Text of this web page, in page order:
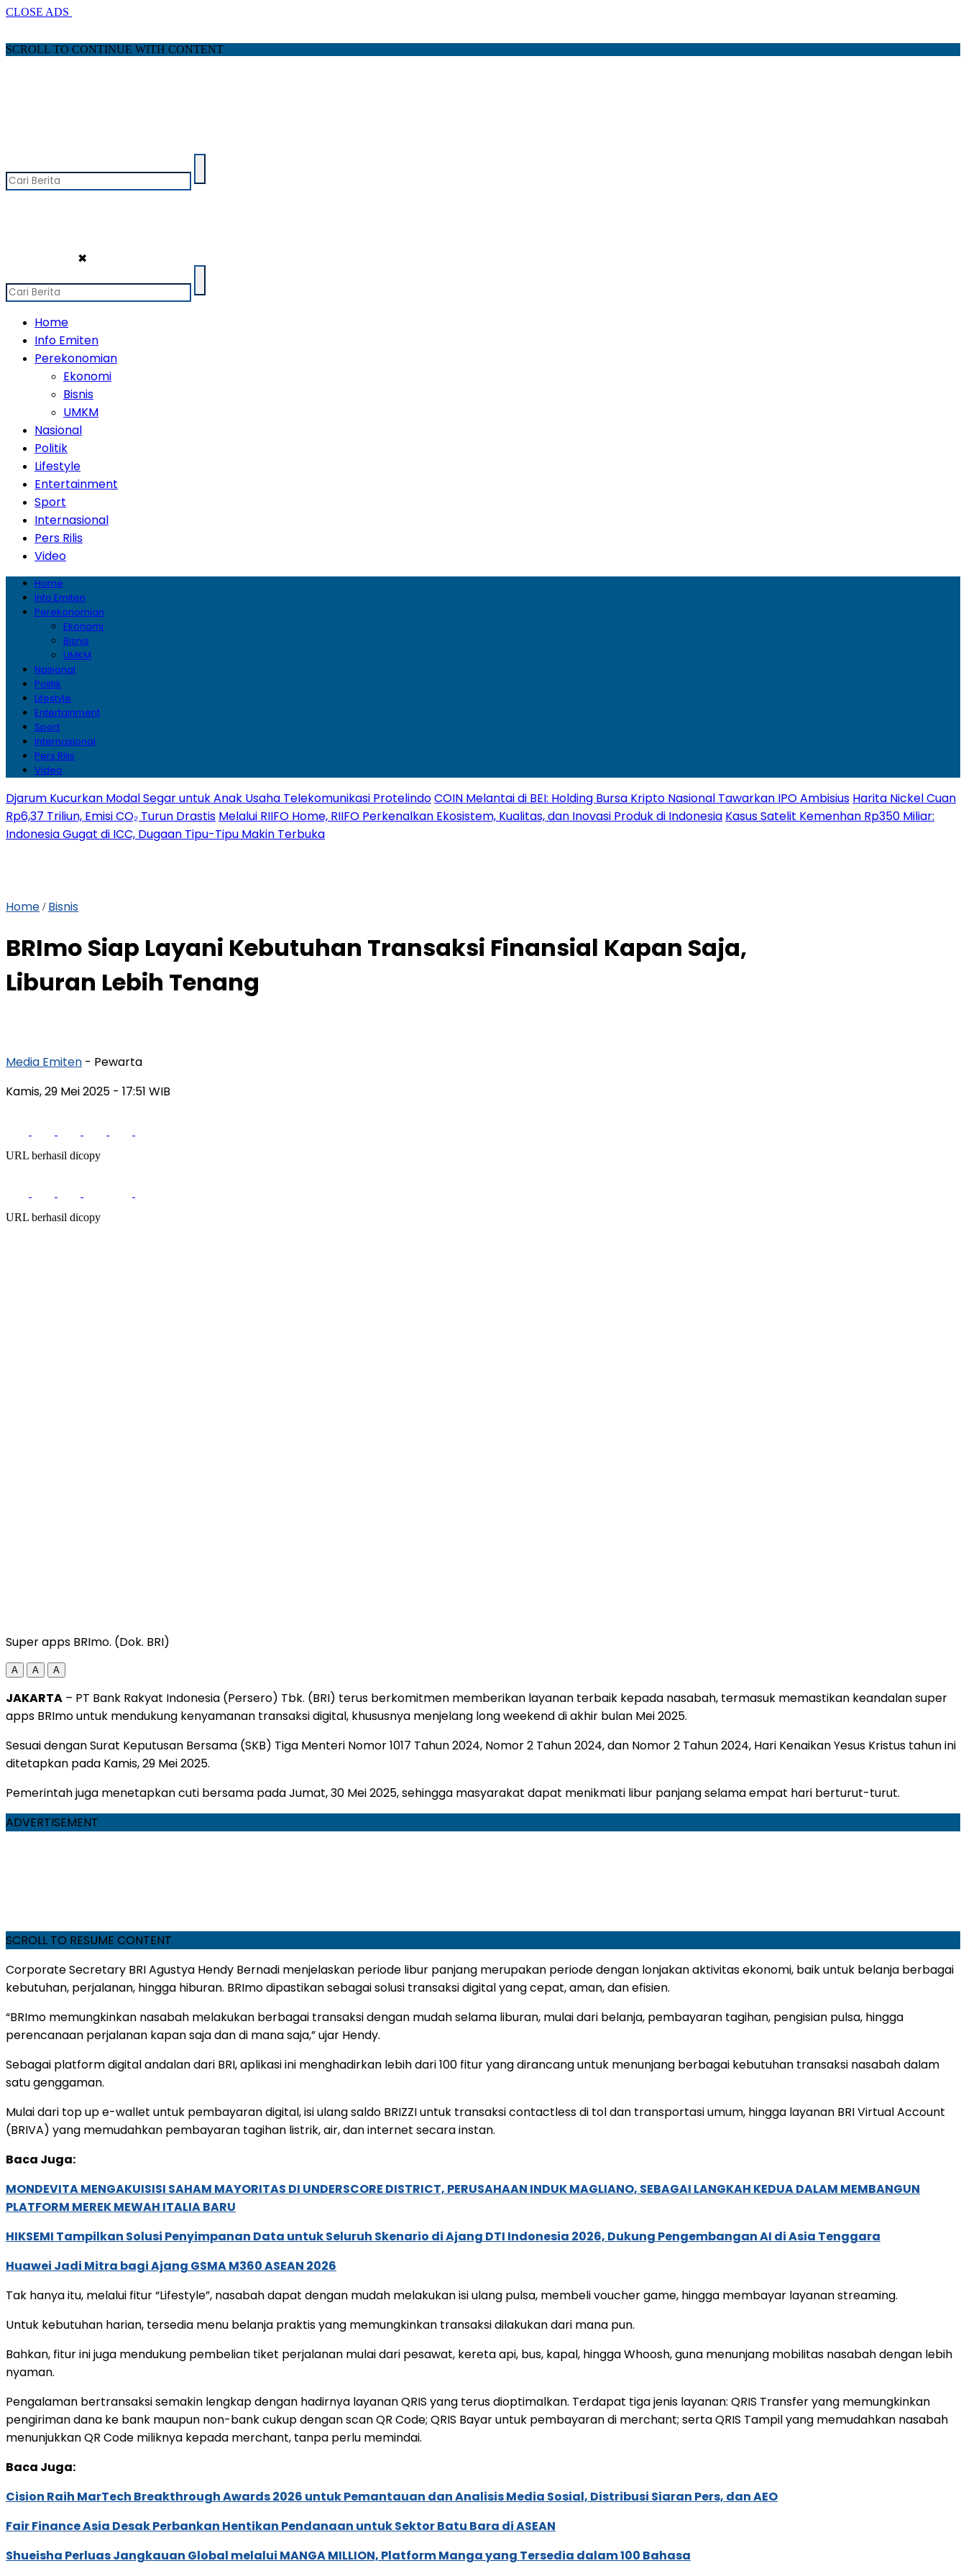
CLOSE ADS
SCROLL TO CONTINUE WITH CONTENT
✖
Home
Info Emiten
Perekonomian
Ekonomi
Bisnis
UMKM
Nasional
Politik
Lifestyle
Entertainment
Sport
Internasional
Pers Rilis
Video
Home
Info Emiten
Perekonomian
Ekonomi
Bisnis
UMKM
Nasional
Politik
Lifestyle
Entertainment
Sport
Internasional
Pers Rilis
Video
Djarum Kucurkan Modal Segar untuk Anak Usaha Telekomunikasi ProtelindoCOIN Melantai di BEI: Holding Bursa Kripto Nasional Tawarkan IPO Ambisius Harita Nickel Cuan
Rp6,37 Triliun, Emisi CO₂ Turun Drastis Melalui RIIFO Home, RIIFO Perkenalkan Ekosistem, Kualitas, dan Inovasi Produk di Indonesia Kasus Satelit Kemenhan Rp350 Miliar:
Indonesia Gugat di ICC, Dugaan Tipu-Tipu Makin Terbuka
Home / Bisnis
BRImo Siap Layani Kebutuhan Transaksi Finansial Kapan Saja,
Liburan Lebih Tenang
Media Emiten - Pewarta
Kamis, 29 Mei 2025 - 17:51 WIB
URL berhasil dicopy
URL berhasil dicopy
Super apps BRImo. (Dok. BRI)
A A A
JAKARTA – PT Bank Rakyat Indonesia (Persero) Tbk. (BRI) terus berkomitmen memberikan layanan terbaik kepada nasabah, termasuk memastikan keandalan super
apps BRImo untuk mendukung kenyamanan transaksi digital, khususnya menjelang long weekend di akhir bulan Mei 2025.
Sesuai dengan Surat Keputusan Bersama (SKB) Tiga Menteri Nomor 1017 Tahun 2024, Nomor 2 Tahun 2024, dan Nomor 2 Tahun 2024, Hari Kenaikan Yesus Kristus tahun ini
ditetapkan pada Kamis, 29 Mei 2025.
Pemerintah juga menetapkan cuti bersama pada Jumat, 30 Mei 2025, sehingga masyarakat dapat menikmati libur panjang selama empat hari berturut-turut.
ADVERTISEMENT
SCROLL TO RESUME CONTENT
Corporate Secretary BRI Agustya Hendy Bernadi menjelaskan periode libur panjang merupakan periode dengan lonjakan aktivitas ekonomi, baik untuk belanja berbagai
kebutuhan, perjalanan, hingga hiburan. BRImo dipastikan sebagai solusi transaksi digital yang cepat, aman, dan efisien.
“BRImo memungkinkan nasabah melakukan berbagai transaksi dengan mudah selama liburan, mulai dari belanja, pembayaran tagihan, pengisian pulsa, hingga
perencanaan perjalanan kapan saja dan di mana saja,” ujar Hendy.
Sebagai platform digital andalan dari BRI, aplikasi ini menghadirkan lebih dari 100 fitur yang dirancang untuk menunjang berbagai kebutuhan transaksi nasabah dalam
satu genggaman.
Mulai dari top up e-wallet untuk pembayaran digital, isi ulang saldo BRIZZI untuk transaksi contactless di tol dan transportasi umum, hingga layanan BRI Virtual Account
(BRIVA) yang memudahkan pembayaran tagihan listrik, air, dan internet secara instan.
Baca Juga:
MONDEVITA MENGAKUISISI SAHAM MAYORITAS DI UNDERSCORE DISTRICT, PERUSAHAAN INDUK MAGLIANO, SEBAGAI LANGKAH KEDUA DALAM MEMBANGUN
PLATFORM MEREK MEWAH ITALIA BARU
HIKSEMI Tampilkan Solusi Penyimpanan Data untuk Seluruh Skenario di Ajang DTI Indonesia 2026, Dukung Pengembangan AI di Asia Tenggara
Huawei Jadi Mitra bagi Ajang GSMA M360 ASEAN 2026
Tak hanya itu, melalui fitur “Lifestyle”, nasabah dapat dengan mudah melakukan isi ulang pulsa, membeli voucher game, hingga membayar layanan streaming.
Untuk kebutuhan harian, tersedia menu belanja praktis yang memungkinkan transaksi dilakukan dari mana pun.
Bahkan, fitur ini juga mendukung pembelian tiket perjalanan mulai dari pesawat, kereta api, bus, kapal, hingga Whoosh, guna menunjang mobilitas nasabah dengan lebih
nyaman.
Pengalaman bertransaksi semakin lengkap dengan hadirnya layanan QRIS yang terus dioptimalkan. Terdapat tiga jenis layanan: QRIS Transfer yang memungkinkan
pengiriman dana ke bank maupun non-bank cukup dengan scan QR Code; QRIS Bayar untuk pembayaran di merchant; serta QRIS Tampil yang memudahkan nasabah
menunjukkan QR Code miliknya kepada merchant, tanpa perlu memindai.
Baca Juga:
Cision Raih MarTech Breakthrough Awards 2026 untuk Pemantauan dan Analisis Media Sosial, Distribusi Siaran Pers, dan AEO
Fair Finance Asia Desak Perbankan Hentikan Pendanaan untuk Sektor Batu Bara di ASEAN
Shueisha Perluas Jangkauan Global melalui MANGA MILLION, Platform Manga yang Tersedia dalam 100 Bahasa